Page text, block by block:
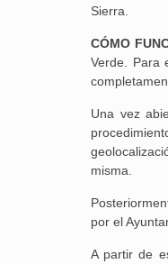
Sierra.
CÓMO
Verde. Para
Una vez
misma.
por el
A partir de